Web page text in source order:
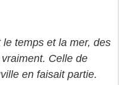
temps et la mer, des
Celle de
en faisait partie.